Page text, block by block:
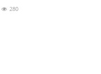
280